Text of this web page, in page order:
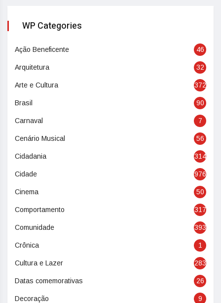
WP Categories
Ação Beneficente 46
Arquitetura 32
Arte e Cultura 372
Brasil 90
Carnaval 7
Cenário Musical 56
Cidadania 314
Cidade 976
Cinema 50
Comportamento 317
Comunidade 393
Crônica 1
Cultura e Lazer 283
Datas comemorativas 26
Decoração 9